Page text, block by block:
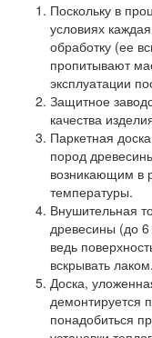
Поскольку в
условиях
обработку (ее
пропитывают
эксплуатации
Защитное
качества
Паркетная
пород
возникающим в
температуры.
Внушительная
древесины (до
ведь
вскрывать лаком.
Доска,
демонтируется
понадобиться